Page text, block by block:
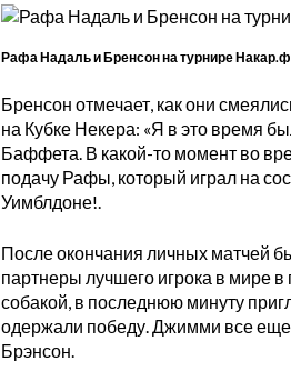
Рафа Надаль и Бренсон на турнире
Бренсон отмечает, как они
на Кубке Некера: «Я в это время
Баффета. В какой-то момент во
подачу Рафы, который играл на
Уимблдоне!.
После окончания личных матчей
партнеры лучшего игрока в мире
собакой, в последнюю минуту
одержали победу. Джимми все еще
Брэнсон.